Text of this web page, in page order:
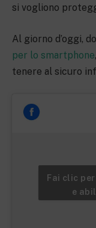
si vogliono
Al giorno d’oggi,
per lo smartphone
tenere al sicuro
Fai clic
e